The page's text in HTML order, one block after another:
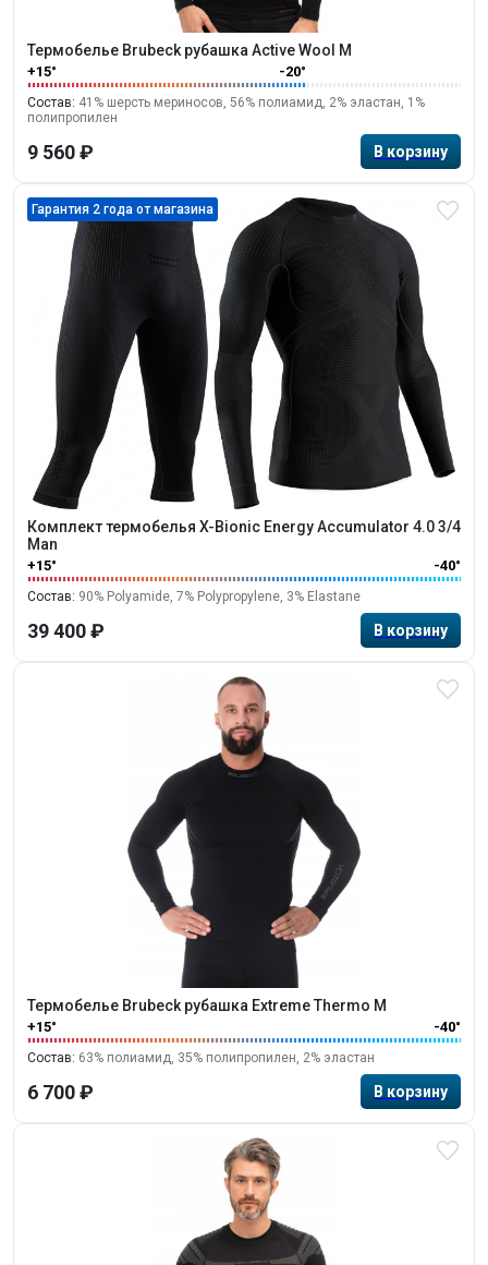
Термобелье Brubeck рубашка Active Wool M
+15° -20°
Состав: 41% шерсть мериносов, 56% полиамид, 2% эластан, 1%
полипропилен
9 560 ₽
Гарантия 2 года от магазина
Комплект термобелья X-Bionic Energy Accumulator 4.0 3/4
Man
+15° -40°
Состав: 90% Polyamide, 7% Polypropylene, 3% Elastane
39 400 ₽
Термобелье Brubeck рубашка Extreme Thermo M
+15° -40°
Состав: 63% полиамид, 35% полипропилен, 2% эластан
6 700 ₽